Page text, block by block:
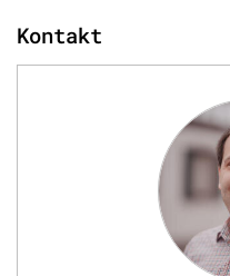
Kontakt